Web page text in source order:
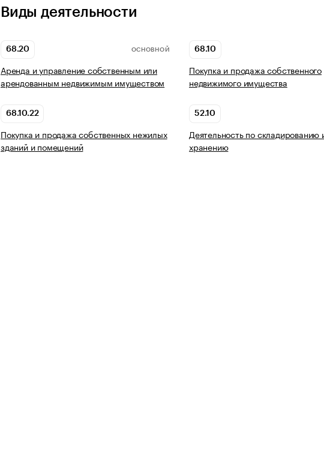
Виды деятельности
68.20 ОСНОВНОЙ
Аренда и управление собственным или
арендованным недвижимым имуществом
68.10
Покупка и продажа собственного
недвижимого имущества
68.10.22
Покупка и продажа собственных нежилых
зданий и помещений
52.10
Деятельность по складированию
хранению